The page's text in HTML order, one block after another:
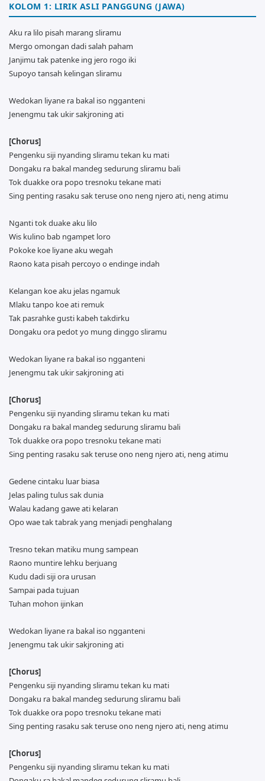
KOLOM 1: LIRIK ASLI PANGGUNG (JAWA)
Aku ra lilo pisah marang sliramu
Mergo omongan dadi salah paham
Janjimu tak patenke ing jero rogo iki
Supoyo tansah kelingan sliramu
Wedokan liyane ra bakal iso ngganteni
Jenengmu tak ukir sakjroning ati
[Chorus]
Pengenku siji nyanding sliramu tekan ku mati
Dongaku ra bakal mandeg sedurung sliramu bali
Tok duakke ora popo tresnoku tekane mati
Sing penting rasaku sak teruse ono neng njero ati, neng atimu
Nganti tok duake aku lilo
Wis kulino bab ngampet loro
Pokoke koe liyane aku wegah
Raono kata pisah percoyo o endinge indah
Kelangan koe aku jelas ngamuk
Mlaku tanpo koe ati remuk
Tak pasrahke gusti kabeh takdirku
Dongaku ora pedot yo mung dinggo sliramu
Wedokan liyane ra bakal iso ngganteni
Jenengmu tak ukir sakjroning ati
[Chorus]
Pengenku siji nyanding sliramu tekan ku mati
Dongaku ra bakal mandeg sedurung sliramu bali
Tok duakke ora popo tresnoku tekane mati
Sing penting rasaku sak teruse ono neng njero ati, neng atimu
Gedene cintaku luar biasa
Jelas paling tulus sak dunia
Walau kadang gawe ati kelaran
Opo wae tak tabrak yang menjadi penghalang
Tresno tekan matiku mung sampean
Raono muntire lehku berjuang
Kudu dadi siji ora urusan
Sampai pada tujuan
Tuhan mohon ijinkan
Wedokan liyane ra bakal iso ngganteni
Jenengmu tak ukir sakjroning ati
[Chorus]
Pengenku siji nyanding sliramu tekan ku mati
Dongaku ra bakal mandeg sedurung sliramu bali
Tok duakke ora popo tresnoku tekane mati
Sing penting rasaku sak teruse ono neng njero ati, neng atimu
[Chorus]
Pengenku siji nyanding sliramu tekan ku mati